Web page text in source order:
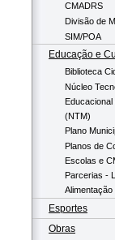
CMADRS
Divisão de
SIM/POA
Educação e
Biblioteca
Núcleo
Educacional
(NTM)
Plano
Planos de
Escolas e
Parcerias -
Esportes
Obras